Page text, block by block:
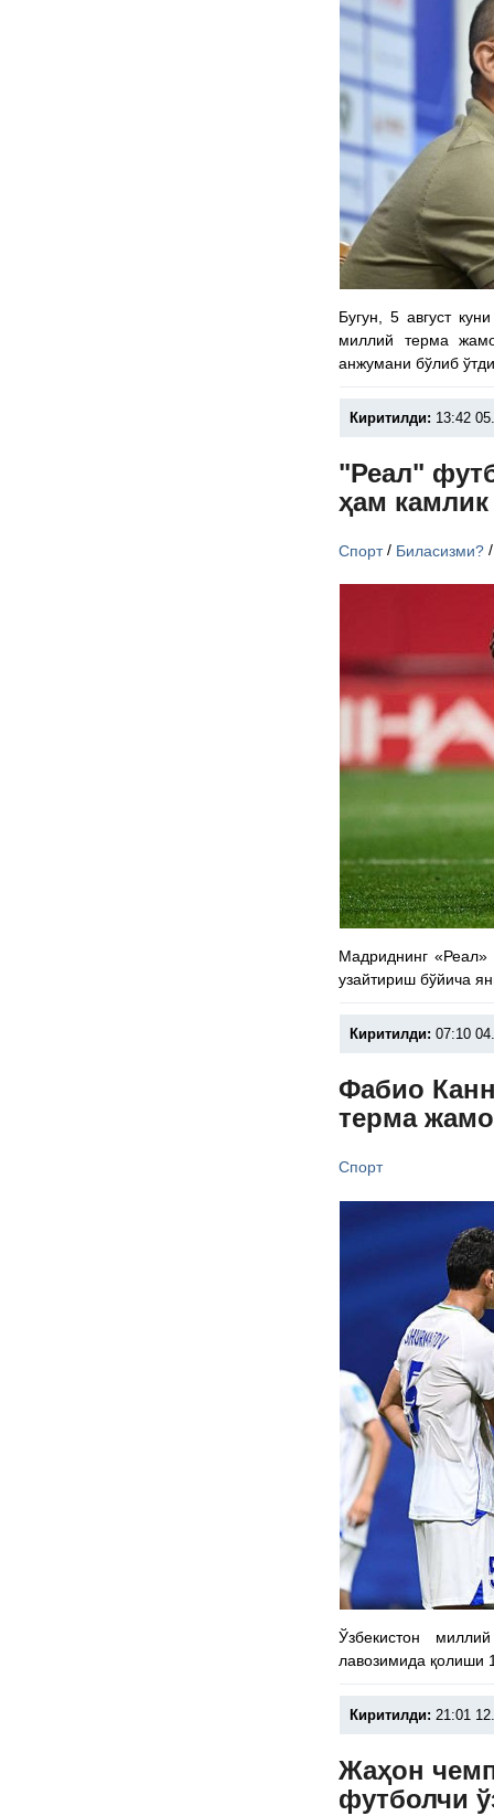
Бугун, 5 август
миллий терма
анжумани бўлиб
Киритилди: 13:42
"Реал"
ҳам
Спорт/ Биласизми?
Мадриднинг «Реал»
узайтириш бўйича
Киритилди: 07:10
Фабио
терма
Спорт
Ўзбекистон
лавозимида қолиши
Киритилди: 21:01
Жаҳон
футболчи